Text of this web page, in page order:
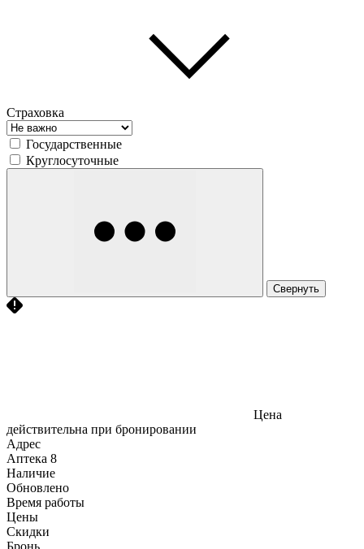
Страховка
Государственные
Круглосуточные
Свернуть
Цена
действительна при бронировании
Адрес
Аптека 8
Наличие
Обновлено
Время работы
Цены
Скидки
Бронь